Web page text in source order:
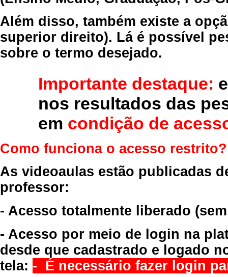
Além disso, também existe a
superior direito). Lá é possível
sobre o termo desejado.
Importante destaque:
nos resultados das
em condição de
Como funciona o acesso restrito?
As videoaulas estão publicadas
professor:
- Acesso totalmente liberado
- Acesso por meio de login na
desde que cadastrado e logado
tela: - É necessário fazer login